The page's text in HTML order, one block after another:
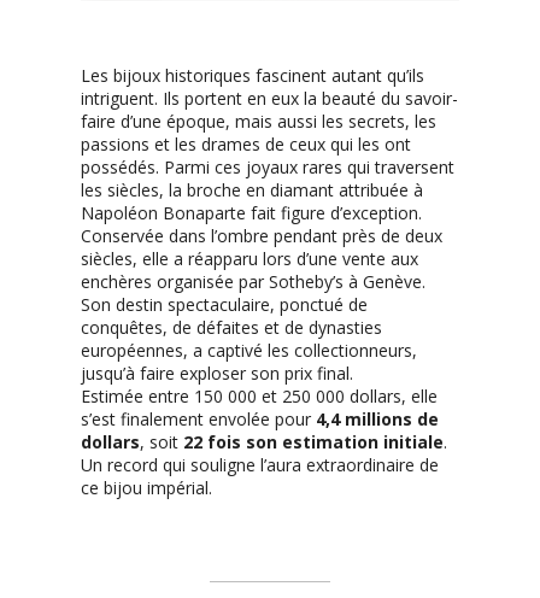
Les bijoux historiques fascinent autant qu’ils
intriguent. Ils portent en eux la beauté du savoir-
faire d’une époque, mais aussi les secrets, les
passions et les drames de ceux qui les ont
possédés. Parmi ces joyaux rares qui traversent
les siècles, la broche en diamant attribuée à
Napoléon Bonaparte fait figure d’exception.
Conservée dans l’ombre pendant près de deux
siècles, elle a réapparu lors d’une vente aux
enchères organisée par Sotheby’s à Genève.
Son destin spectaculaire, ponctué de
conquêtes, de défaites et de dynasties
européennes, a captivé les collectionneurs,
jusqu’à faire exploser son prix final.
Estimée entre 150 000 et 250 000 dollars, elle
s’est finalement envolée pour 4,4 millions de
dollars, soit 22 fois son estimation initiale.
Un record qui souligne l’aura extraordinaire de
ce bijou impérial.